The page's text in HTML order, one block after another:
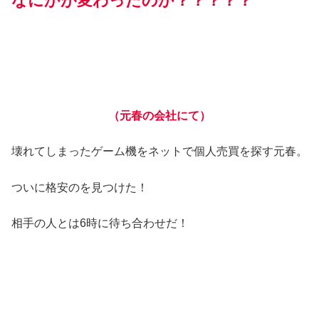
（元春の会社にて）
壊れてしまったゲーム機をネットで個人売買を探す元春。
ついに格安のを見つけた！
相手の人とは6時に待ち合わせだ！